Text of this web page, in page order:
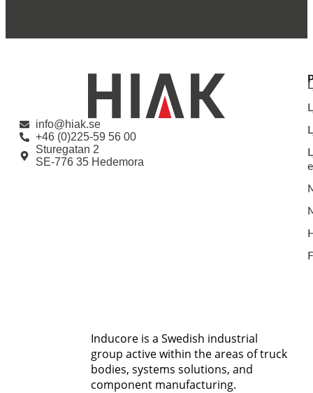
info@hiak.se
+46 (0)225-59 56 00
Sturegatan 2
SE-776 35 Hedemora
Inducore is a Swedish industrial
group active within the areas of truck
bodies, systems solutions, and
component manufacturing.